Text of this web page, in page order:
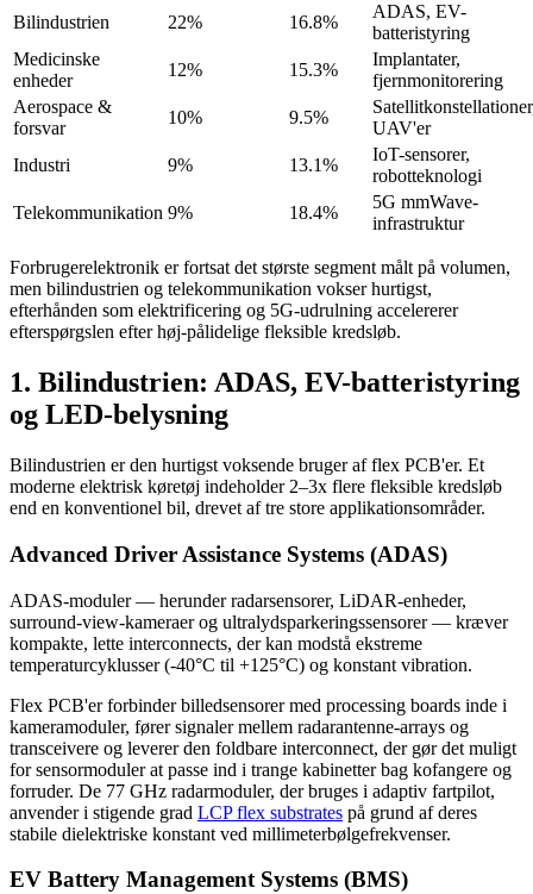
Bilindustrien
22% 16.8%
ADAS, EV-
batteristyring
Medicinske
enheder
12% 15.3%
Implantater,
fjernmonitorering
Aerospace &
forsvar
10% 9.5%
UAV'er
Industri
9% 13.1%
IoT-sensorer,
robotteknologi
Telekommunikation 9% 18.4%
5G mmWave-
infrastruktur
Forbrugerelektronik er fortsat det største segment målt på volumen,
men bilindustrien og telekommunikation vokser hurtigst,
efterhånden som elektrificering og 5G-udrulning accelererer
efterspørgslen efter høj-pålidelige fleksible kredsløb.
1. Bilindustrien: ADAS, EV-batteristyring
og LED-belysning
Bilindustrien er den hurtigst voksende bruger af flex PCB'er. Et
moderne elektrisk køretøj indeholder 2–3x flere fleksible kredsløb
end en konventionel bil, drevet af tre store applikationsområder.
Advanced Driver Assistance Systems (ADAS)
ADAS-moduler — herunder radarsensorer, LiDAR-enheder,
surround-view-kameraer og ultralydsparkeringssensorer — kræver
kompakte, lette interconnects, der kan modstå ekstreme
temperaturcyklusser (-40°C til +125°C) og konstant vibration.
Flex PCB'er forbinder billedsensorer med processing boards inde i
kameramoduler, fører signaler mellem radarantenne-arrays og
transceivere og leverer den foldbare interconnect, der gør det muligt
for sensormoduler at passe ind i trange kabinetter bag kofangere og
forruder. De 77 GHz radarmoduler, der bruges i adaptiv fartpilot,
anvender i stigende grad LCP flex substrates på grund af deres
stabile dielektriske konstant ved millimeterbølgefrekvenser.
EV Battery Management Systems (BMS)